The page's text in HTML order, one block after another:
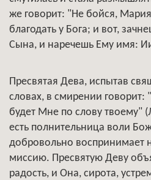
же говорит: "Не бойся,
благодать у Бога; и вот,
Сына, и наречешь Ему имя:
Пресвятая Дева, испытав
словах, в смирении говорит:
будет Мне по слову твоему"
есть полнительница воли
добровольно воспринимает
миссию. Пресвятую Деву
радость, и Она, сирота,